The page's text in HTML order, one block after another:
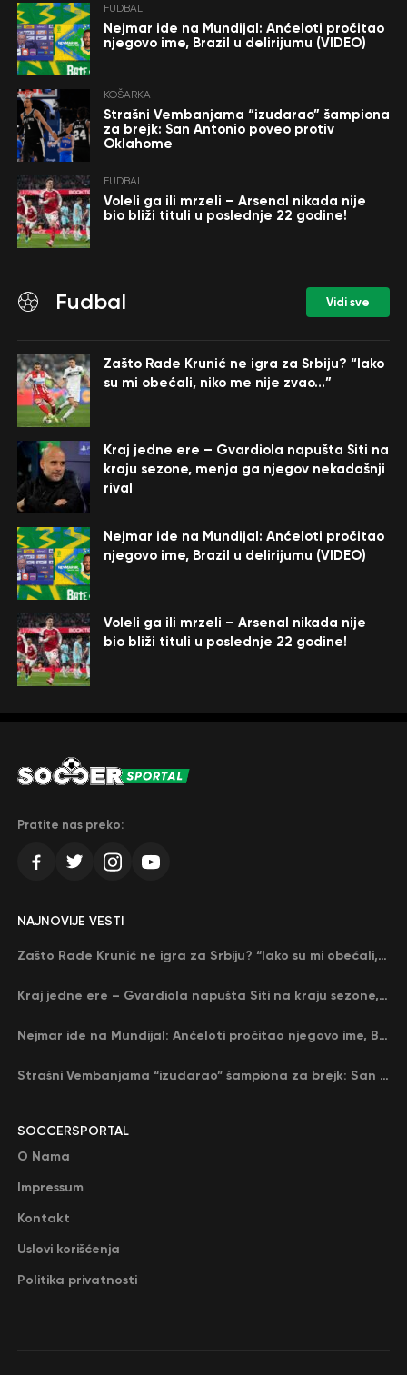
FUDBAL
Nejmar ide na Mundijal: Anćeloti pročitao
njegovo ime, Brazil u delirijumu (VIDEO)
KOŠARKA
Strašni Vembanjama “izudarao” šampiona
za brejk: San Antonio poveo protiv
Oklahome
FUDBAL
Voleli ga ili mrzeli – Arsenal nikada nije
bio bliži tituli u poslednje 22 godine!
Fudbal Vidi sve
Zašto Rade Krunić ne igra za Srbiju? “Iako
su mi obećali, niko me nije zvao…”
Kraj jedne ere – Gvardiola napušta Siti na
kraju sezone, menja ga njegov nekadašnji
rival
Nejmar ide na Mundijal: Anćeloti pročitao
njegovo ime, Brazil u delirijumu (VIDEO)
Voleli ga ili mrzeli – Arsenal nikada nije
bio bliži tituli u poslednje 22 godine!
Pratite nas preko:
SOCCERSPORTAL
O Nama
Impressum
Kontakt
Uslovi korišćenja
Politika privatnosti
NAJNOVIJE VESTI
Zašto Rade Krunić ne igra za Srbiju? “Iako su mi obećali, niko me nije zvao…”
Kraj jedne ere – Gvardiola napušta Siti na kraju sezone, menja ga njegov nekadašnji rival
Nejmar ide na Mundijal: Anćeloti pročitao njegovo ime, Brazil u delirijumu (VIDEO)
Strašni Vembanjama “izudarao” šampiona za brejk: San Antonio poveo protiv Oklahome